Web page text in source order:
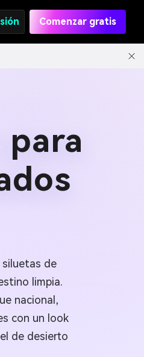
Comenzar gratis
para
de
limpia.
nacional,
con un look
de desierto